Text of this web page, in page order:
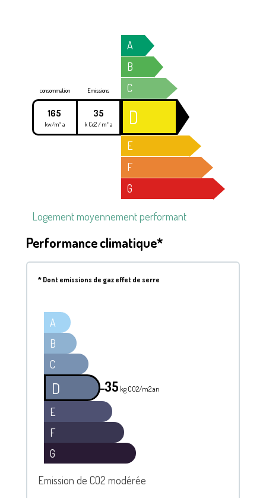
A
B
C
consommation
165
kw/m² a
Emissions
35
k Co2 / m² a D
E
F
G
Logement moyennement performant
Performance climatique*
*Dont emissions de gaz effet de serre
A
B
C
D ━35 kg C02/m2.an
E
F
G
Emission de CO2 modérée